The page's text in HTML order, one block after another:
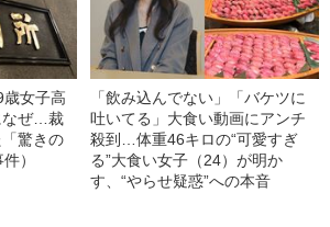
歳女子高
なぜ…裁
驚きの
）
「飲み込んでない」「バケツに
吐いてる」大食い動画にアンチ
殺到…体重46キロの“可愛すぎ
る”大食い女子（24）が明か
す、“やらせ疑惑”への本音